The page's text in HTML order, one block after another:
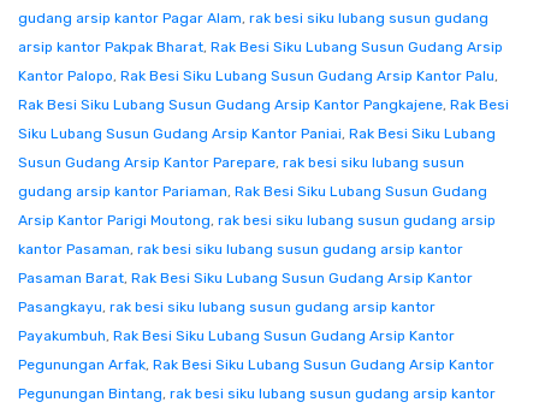
gudang arsip kantor Pagar Alam, rak besi siku lubang susun gudang
arsip kantor Pakpak Bharat, Rak Besi Siku Lubang Susun Gudang Arsip
Kantor Palopo, Rak Besi Siku Lubang Susun Gudang Arsip Kantor Palu,
Rak Besi Siku Lubang Susun Gudang Arsip Kantor Pangkajene, Rak Besi
Siku Lubang Susun Gudang Arsip Kantor Paniai, Rak Besi Siku Lubang
Susun Gudang Arsip Kantor Parepare, rak besi siku lubang susun
gudang arsip kantor Pariaman, Rak Besi Siku Lubang Susun Gudang
Arsip Kantor Parigi Moutong, rak besi siku lubang susun gudang arsip
kantor Pasaman, rak besi siku lubang susun gudang arsip kantor
Pasaman Barat, Rak Besi Siku Lubang Susun Gudang Arsip Kantor
Pasangkayu, rak besi siku lubang susun gudang arsip kantor
Payakumbuh, Rak Besi Siku Lubang Susun Gudang Arsip Kantor
Pegunungan Arfak, Rak Besi Siku Lubang Susun Gudang Arsip Kantor
Pegunungan Bintang, rak besi siku lubang susun gudang arsip kantor